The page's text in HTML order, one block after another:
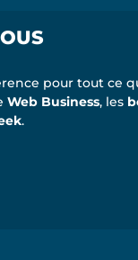
pour tout ce
Web Business, les
.